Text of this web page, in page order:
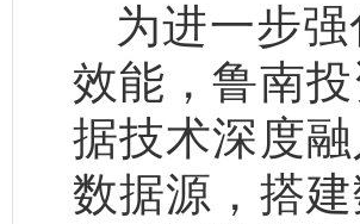
为进一步
效能，鲁南
据技术深度
数据源，搭